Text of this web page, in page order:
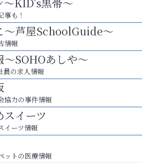
事も！
～芦屋SchoolGuide～
情報
SOHOあしや～
員の求人情報
協力の事件情報
イーツ
イーツ情報
ットの医療情報